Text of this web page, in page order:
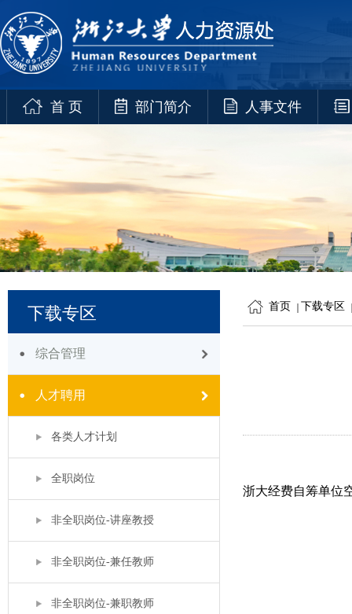
首 页 部门简介 人事文件
下载专区
综合管理
人才聘用
各类人才计划
全职岗位
非全职岗位-讲座教授
非全职岗位-兼任教师
非全职岗位-兼职教师
首页 下载专区
浙大经费自筹单位